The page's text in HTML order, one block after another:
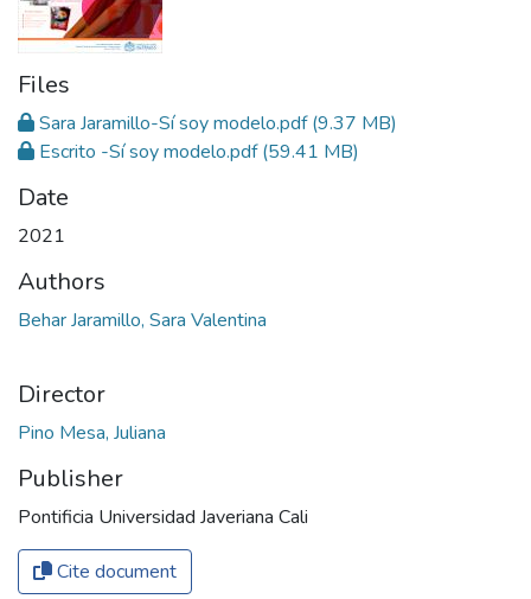
Files
Sara Jaramillo-Sí soy modelo.pdf(9.37 MB)
Escrito -Sí soy modelo.pdf(59.41 MB)
Date
2021
Authors
Behar Jaramillo, Sara Valentina
Director
Pino Mesa, Juliana
Publisher
Pontificia Universidad Javeriana Cali
Cite document